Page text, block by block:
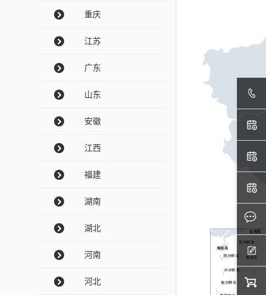
重庆
江苏
广东
山东
安徽
江西
福建
湖南
湖北
河南
河北